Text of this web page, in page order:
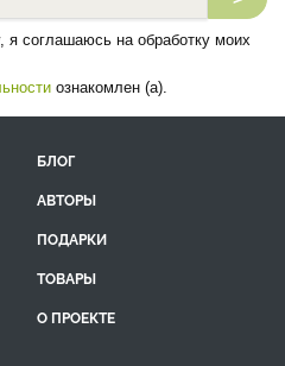
я соглашаюсь на обработку моих
ознакомлен (а).
БЛОГ
АВТОРЫ
ПОДАРКИ
ТОВАРЫ
О ПРОЕКТЕ